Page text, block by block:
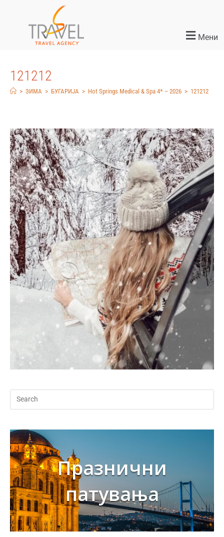
Мени
121212
> ЗИМА > БУГАРИЈА > Hot Springs Medical & Spa 4* – 2026 > 121212
Празнични
патувања